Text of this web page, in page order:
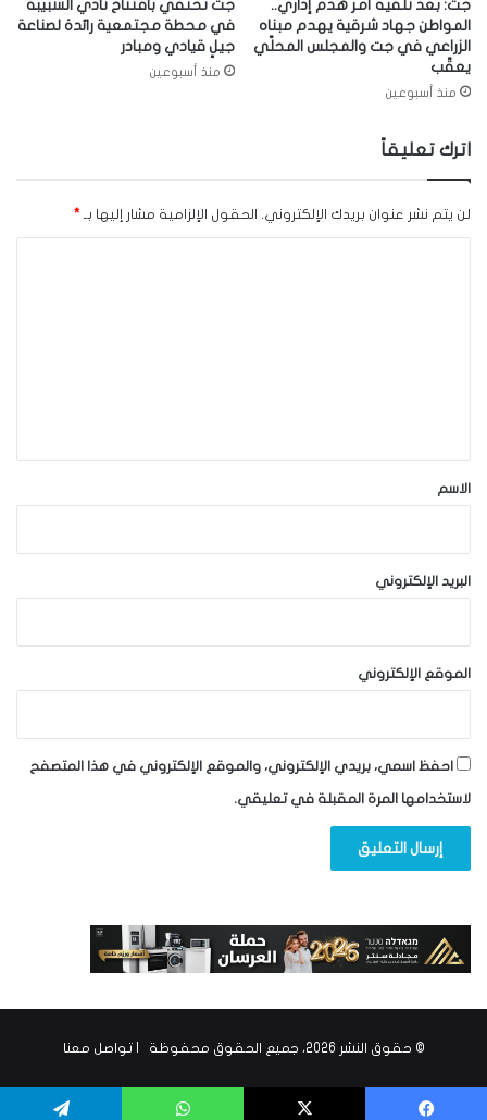
جت: بعد تلّقيه أمر هدم إداري..
المواطن جهاد شرقية يهدم مبناه
الزراعي في جت والمجلس المحلّي
يعقّب
منذ أسبوعين
جت تحتفي بافتتاح نادي الشبيبة
في محطة مجتمعية رائدة لصناعة
جيلٍ قيادي ومبادر
منذ أسبوعين
اترك تعليقاً
لن يتم نشر عنوان بريدك الإلكتروني. الحقول الإلزامية مشار إليها بـ *
*الاسم
البريد الإلكتروني
الموقع الإلكتروني
احفظ اسمي، بريدي الإلكتروني، والموقع الإلكتروني في هذا المتصفح
لاستخدامها المرة المقبلة في تعليقي.
© حقوق النشر 2026، جميع الحقوق محفوظة | تواصل معنا